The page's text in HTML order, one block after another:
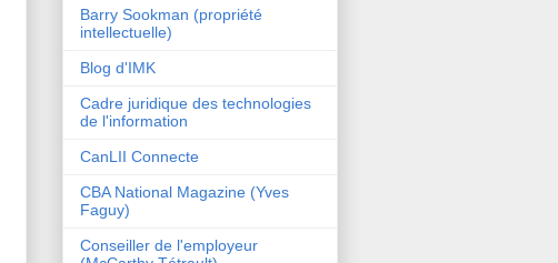
Barry Sookman (propriété
intellectuelle)
Blog d'IMK
Cadre juridique des technologies
de l'information
CanLII Connecte
CBA National Magazine (Yves
Faguy)
Conseiller de l'employeur